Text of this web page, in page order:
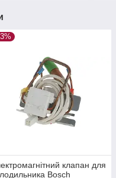
клапан для
Bosch